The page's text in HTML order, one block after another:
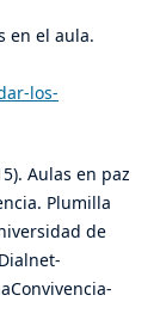
en el aula.
los-
Aulas en paz
Plumilla
de